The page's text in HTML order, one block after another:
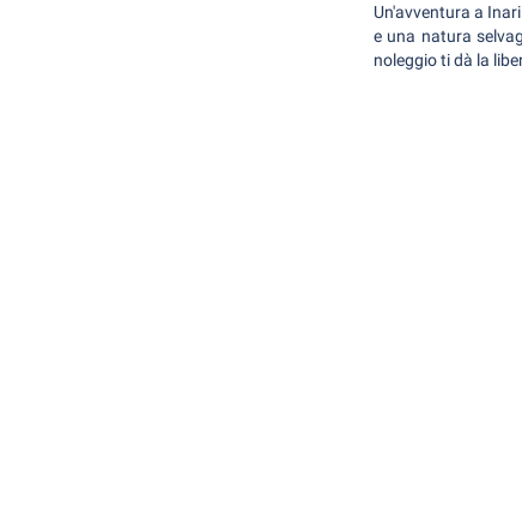
Un'avventura a
e una natura
noleggio ti dà la